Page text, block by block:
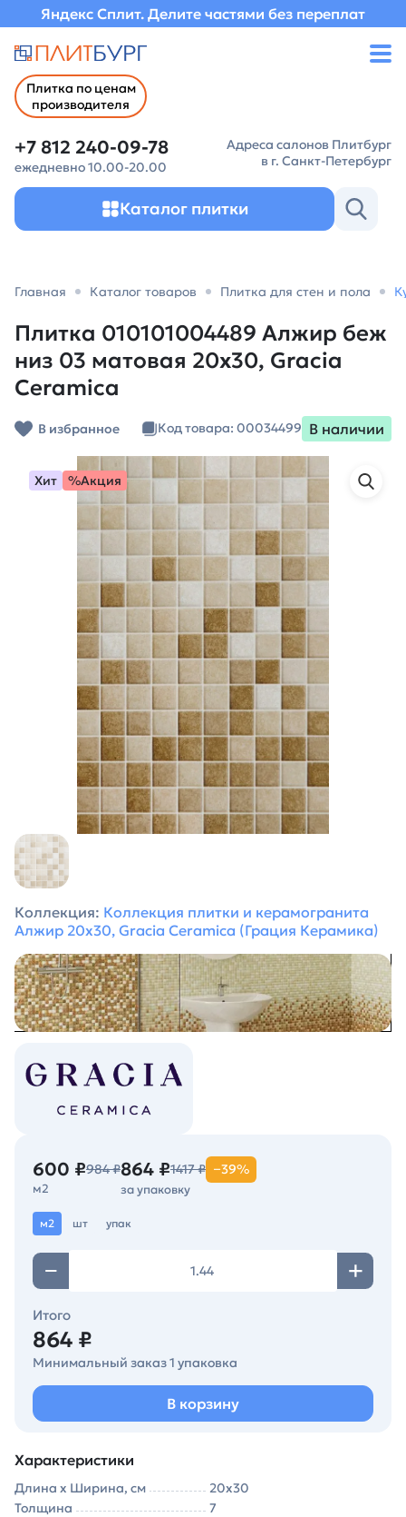
Яндекс Сплит. Делите частями без переплат
Плитка по ценам
производителя
+7 812 240-09-78
ежедневно 10.00-20.00
Адреса салонов Плитбург
в г. Санкт-Петербург
Каталог плитки
Главная Каталог товаров Плитка для стен и пола
Плитка 010101004489 Алжир беж
низ 03 матовая 20х30, Gracia
Ceramica
В избранное Код товара: 00034499 В наличии
Хит %Акция
Коллекция: Коллекция плитки и керамогранита
Алжир 20х30, Gracia Ceramica (Грация Керамика)
600 ₽984 ₽
м2
864 ₽1417 ₽ −39%
за упаковку
м2 шт упак
Итого
864 ₽
Минимальный заказ 1 упаковка
В корзину
Характеристики
Длина х Ширина, см
20х30
Толщина
7